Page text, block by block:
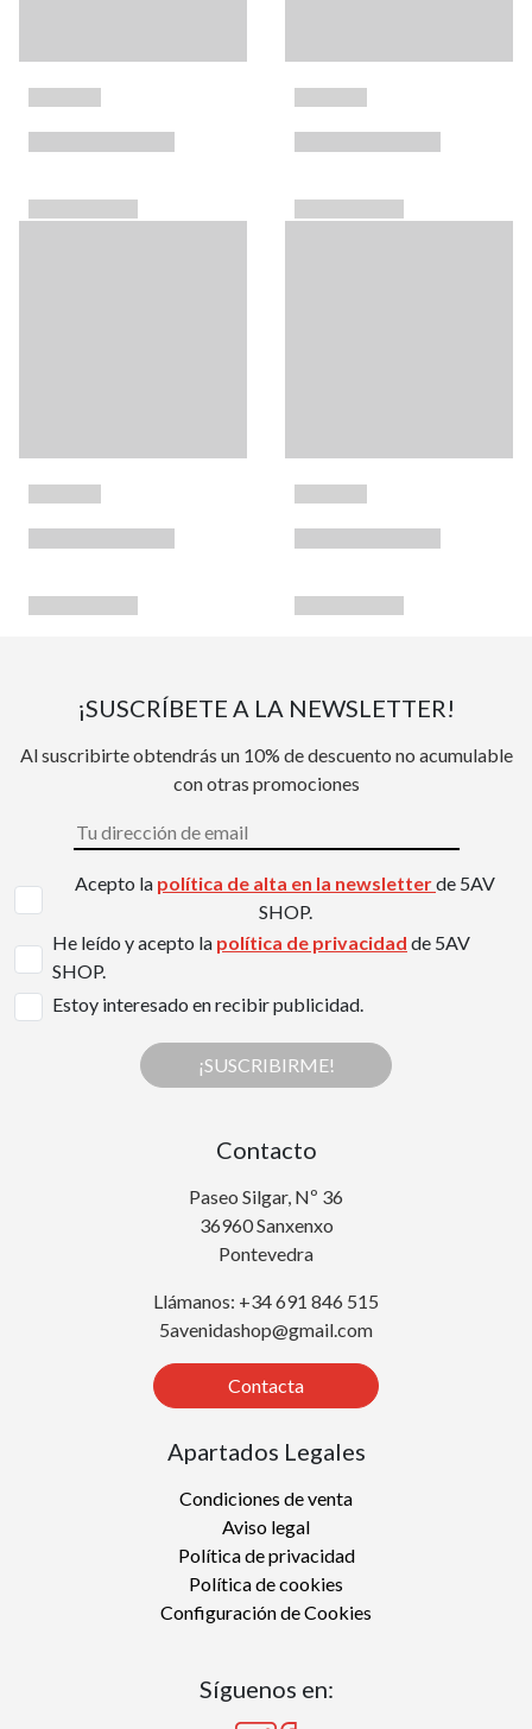
¡SUSCRÍBETE A LA NEWSLETTER!
Al suscribirte obtendrás un 10% de descuento no acumulable
con otras promociones
Acepto la política de alta en la newsletterde 5AV
SHOP.
He leído y acepto la política de privacidad de 5AV
SHOP.
Estoy interesado en recibir publicidad.
¡SUSCRIBIRME!
Contacto
Paseo Silgar, Nº 36
36960 Sanxenxo
Pontevedra
Llámanos: +34 691 846 515
5avenidashop@gmail.com
Contacta
Apartados Legales
Condiciones de venta
Aviso legal
Política de privacidad
Política de cookies
Configuración de Cookies
Síguenos en: